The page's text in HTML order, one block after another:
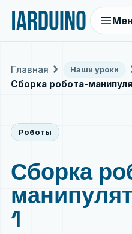
menu
Главная chevron_right Наши уроки
Сборка робота-
Роботы
Сборка
1